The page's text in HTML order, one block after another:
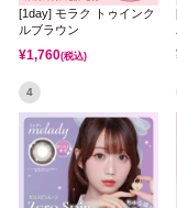
[1day] モラク トゥインク
ルブラウン
¥1,760(税込)
4